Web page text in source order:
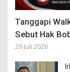
Tanggapi
Sebut Hak
29 Juli 2026